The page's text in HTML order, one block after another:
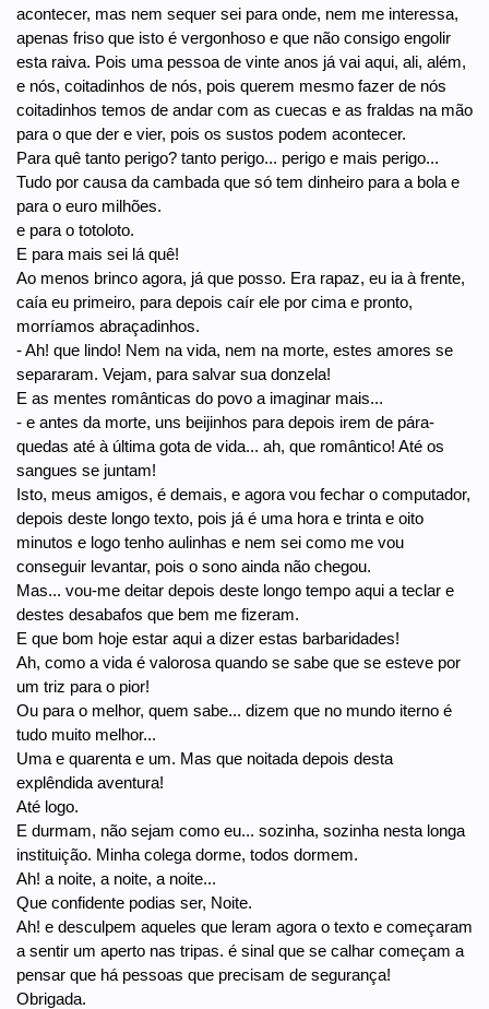
acontecer, mas nem sequer sei para onde, nem me interessa,
apenas friso que isto é vergonhoso e que não consigo engolir
esta raiva. Pois uma pessoa de vinte anos já vai aqui, ali, além,
e nós, coitadinhos de nós, pois querem mesmo fazer de nós
coitadinhos temos de andar com as cuecas e as fraldas na mão
para o que der e vier, pois os sustos podem acontecer.
Para quê tanto perigo? tanto perigo... perigo e mais perigo...
Tudo por causa da cambada que só tem dinheiro para a bola e
para o euro milhões.
e para o totoloto.
E para mais sei lá quê!
Ao menos brinco agora, já que posso. Era rapaz, eu ia à frente,
caía eu primeiro, para depois caír ele por cima e pronto,
morríamos abraçadinhos.
- Ah! que lindo! Nem na vida, nem na morte, estes amores se
separaram. Vejam, para salvar sua donzela!
E as mentes românticas do povo a imaginar mais...
- e antes da morte, uns beijinhos para depois irem de pára-
quedas até à última gota de vida... ah, que romântico! Até os
sangues se juntam!
Isto, meus amigos, é demais, e agora vou fechar o computador,
depois deste longo texto, pois já é uma hora e trinta e oito
minutos e logo tenho aulinhas e nem sei como me vou
conseguir levantar, pois o sono ainda não chegou.
Mas... vou-me deitar depois deste longo tempo aqui a teclar e
destes desabafos que bem me fizeram.
E que bom hoje estar aqui a dizer estas barbaridades!
Ah, como a vida é valorosa quando se sabe que se esteve por
um triz para o pior!
Ou para o melhor, quem sabe... dizem que no mundo iterno é
tudo muito melhor...
Uma e quarenta e um. Mas que noitada depois desta
explêndida aventura!
Até logo.
E durmam, não sejam como eu... sozinha, sozinha nesta longa
instituição. Minha colega dorme, todos dormem.
Ah! a noite, a noite, a noite...
Que confidente podias ser, Noite.
Ah! e desculpem aqueles que leram agora o texto e começaram
a sentir um aperto nas tripas. é sinal que se calhar começam a
pensar que há pessoas que precisam de segurança!
Obrigada.